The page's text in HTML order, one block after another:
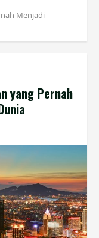
Menjadi
yang Pernah